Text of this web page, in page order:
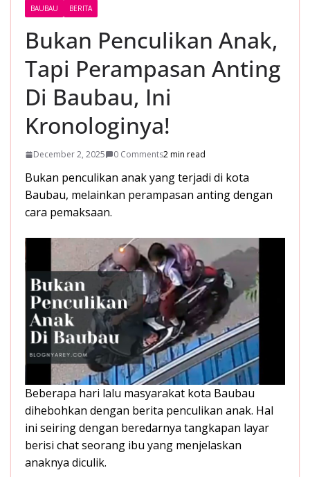
BAUBAU BERITA
Bukan Penculikan Anak,
Tapi Perampasan Anting
Di Baubau, Ini
Kronologinya!
December 2, 2025 0 Comments2 min read
Bukan penculikan anak yang terjadi di kota
Baubau, melainkan perampasan anting dengan
cara pemaksaan.
Beberapa hari lalu masyarakat kota Baubau
dihebohkan dengan berita penculikan anak. Hal
ini seiring dengan beredarnya tangkapan layar
berisi chat seorang ibu yang menjelaskan
anaknya diculik.